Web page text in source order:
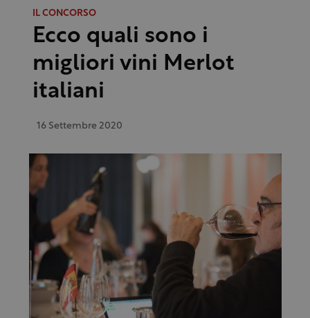
IL CONCORSO
Ecco quali sono i
migliori vini Merlot
italiani
16 Settembre 2020